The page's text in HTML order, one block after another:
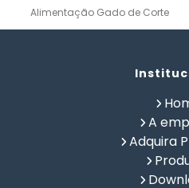
Alimentação Gado de Corte
Alimentação Gado de Leite
Alimentação Natural Pets
Calculo de Ração para Bovinos
Como Fazer Ração para Gado
Como Fazer Ração para Gado
Composição Química de
A
Adquira